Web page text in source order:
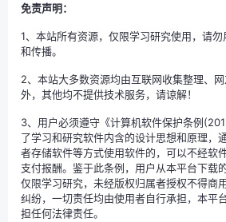
免责声明：
1、本站所有资源，仅限学习研究使用，请
和传播。
2、本站大多数资源均由互联网收集整理、
外，其他均不提供技术服务，请谅解！
3、用户必须遵守《计算机软件保护条例
了学习和研究软件内含的设计思想和原理，
者存储软件等方式使用软件的，可以不经软
支付报酬。鉴于此条例，用户从本平台下载
仅限学习研究，未经版权归属者授权不得商
纠纷，一切责任均由使用者自行承担，本平
担任何法律责任。